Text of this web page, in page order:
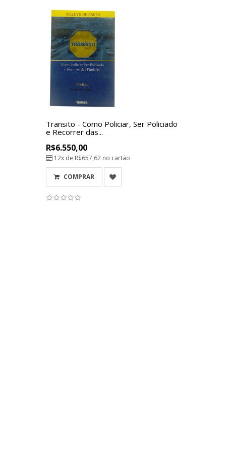
Transito - Como Policiar, Ser Policiado
e Recorrer das...
R$6.550,00
12x de R$657,62 no cartão
COMPRAR